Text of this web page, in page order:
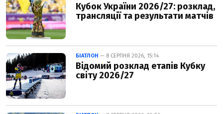
Кубок України 2026/27: розклад,
трансляції та результати матчів
БІАТЛОН — 8 СЕРПНЯ 2026, 15:14
Відомий розклад етапів Кубку
світу 2026/27